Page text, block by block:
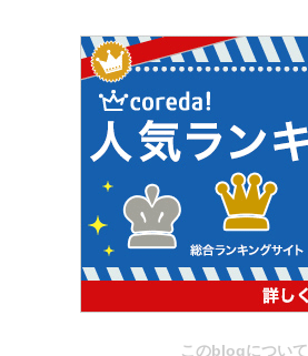
このblogについて